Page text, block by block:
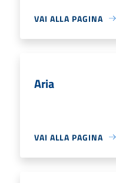
VAI ALLA PAGINA
Aria
VAI ALLA PAGINA